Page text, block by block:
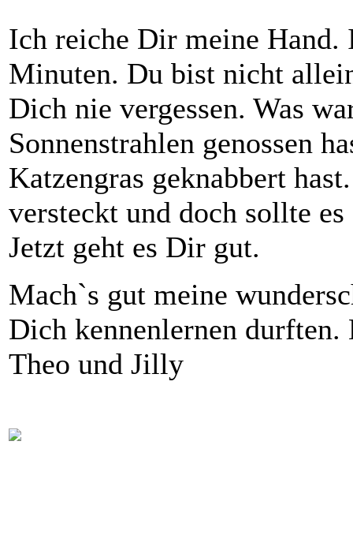
Ich reiche Dir meine
Minuten. Du bist nicht
Dich nie vergessen. Was
Sonnenstrahlen genossen
Katzengras geknabbert
versteckt und doch sollte
Jetzt geht es Dir gut.
Mach`s gut meine
Dich kennenlernen durften.
Theo und Jilly